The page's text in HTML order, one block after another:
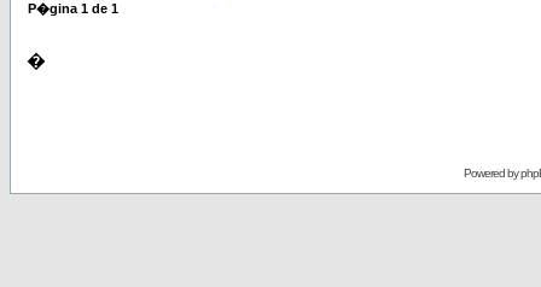
P�gina 1 de 1
�
Powered by